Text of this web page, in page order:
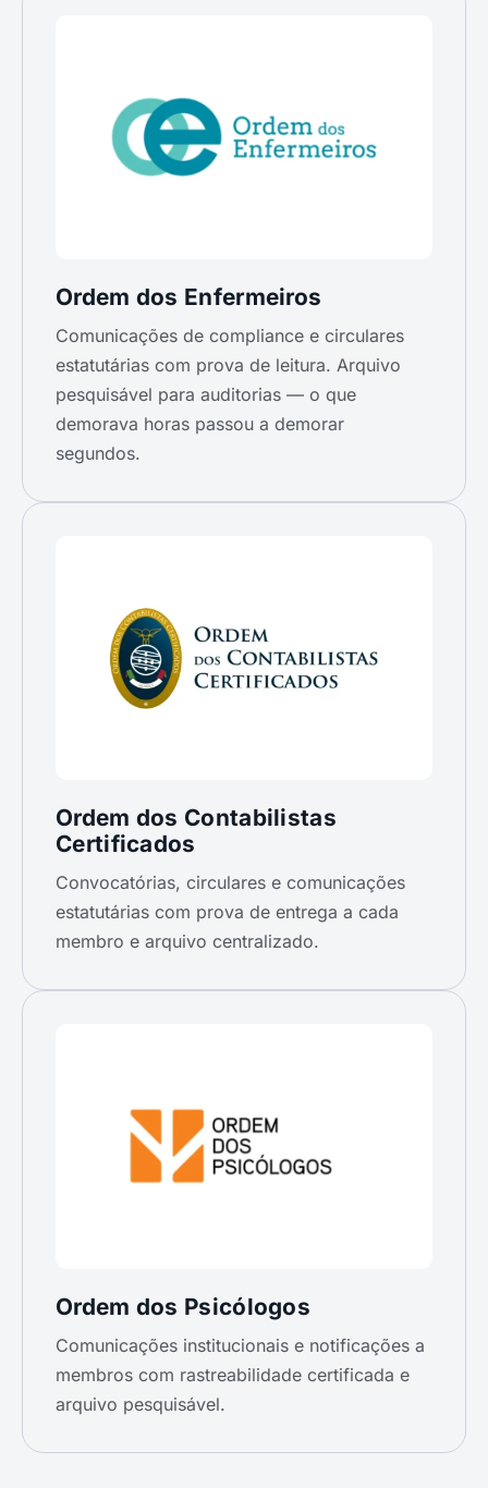
Ordem dos Enfermeiros
Comunicações de compliance e circulares
estatutárias com prova de leitura. Arquivo
pesquisável para auditorias — o que
demorava horas passou a demorar
segundos.
Ordem dos Contabilistas
Certificados
Convocatórias, circulares e comunicações
estatutárias com prova de entrega a cada
membro e arquivo centralizado.
Ordem dos Psicólogos
Comunicações institucionais e notificações a
membros com rastreabilidade certificada e
arquivo pesquisável.